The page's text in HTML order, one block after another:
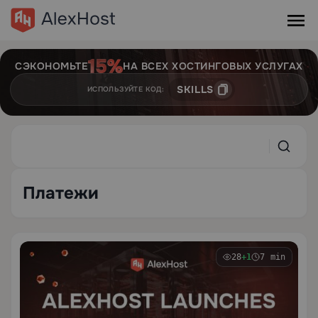
СЭКОНОМЬТЕ НА ВСЕХ ХОСТИНГОВЫХ УСЛУГАХ
ИСПОЛЬЗУЙТЕ КОД: SKILLS
Платежи
28+1 7 min